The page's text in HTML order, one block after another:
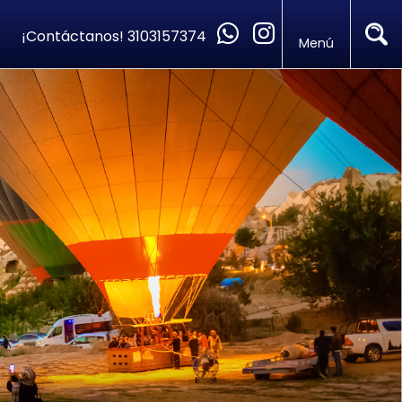
¡Contáctanos! 3103157374 Menú